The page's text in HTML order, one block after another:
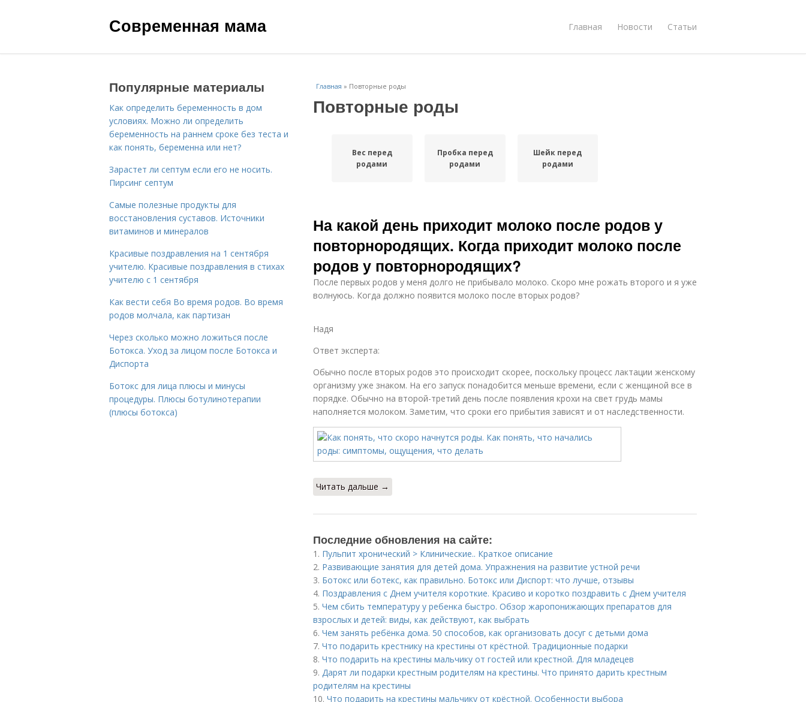
Современная мама Главная Новости Статьи
Главная » Повторные роды
Повторные роды
Вес перед
родами
Пробка перед
родами
Шейк перед
родами
На какой день приходит молоко после родов у
повторнородящих. Когда приходит молоко после
родов у повторнородящих?
После первых родов у меня долго не прибывало молоко. Скоро мне рожать второго и я уже
волнуюсь. Когда должно появится молоко после вторых родов?
Надя
Ответ эксперта:
Обычно после вторых родов это происходит скорее, поскольку процесс лактации женскому
организму уже знаком. На его запуск понадобится меньше времени, если с женщиной все в
порядке. Обычно на второй-третий день после появления крохи на свет грудь мамы
наполняется молоком. Заметим, что сроки его прибытия зависят и от наследственности.
Читать дальше →
Последние обновления на сайте:
1. Пульпит хронический > Клинические.. Краткое описание
2. Развивающие занятия для детей дома. Упражнения на развитие устной речи
3. Ботокс или ботекс, как правильно. Ботокс или Диспорт: что лучше, отзывы
4. Поздравления с Днем учителя короткие. Красиво и коротко поздравить с Днем учителя
5. Чем сбить температуру у ребенка быстро. Обзор жаропонижающих препаратов для
взрослых и детей: виды, как действуют, как выбрать
6. Чем занять ребёнка дома. 50 способов, как организовать досуг с детьми дома
7. Что подарить крестнику на крестины от крёстной. Традиционные подарки
8. Что подарить на крестины мальчику от гостей или крестной. Для младецев
9. Дарят ли подарки крестным родителям на крестины. Что принято дарить крестным
родителям на крестины
10. Что подарить на крестины мальчику от крёстной. Особенности выбора
Популярные материалы
Как определить беременность в дом
условиях. Можно ли определить
беременность на раннем сроке без теста и
как понять, беременна или нет?
Зарастет ли септум если его не носить.
Пирсинг септум
Самые полезные продукты для
восстановления суставов. Источники
витаминов и минералов
Красивые поздравления на 1 сентября
учителю. Красивые поздравления в стихах
учителю с 1 сентября
Как вести себя Во время родов. Во время
родов молчала, как партизан
Через сколько можно ложиться после
Ботокса. Уход за лицом после Ботокса и
Диспорта
Ботокс для лица плюсы и минусы
процедуры. Плюсы ботулинотерапии
(плюсы ботокса)